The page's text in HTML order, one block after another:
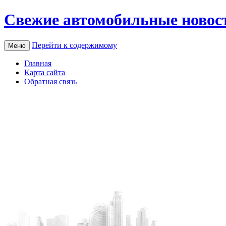
Свежие автомобильные
Меню Перейти к содержимому
Главная
Карта сайта
Обратная связь